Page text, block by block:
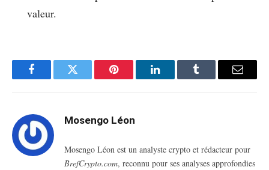
valeur.
FacebookTwitter Pinterest LinkedInTumblr Email
Mosengo Léon
Mosengo Léon est un analyste crypto et rédacteur pour
BrefCrypto.com, reconnu pour ses analyses approfondies